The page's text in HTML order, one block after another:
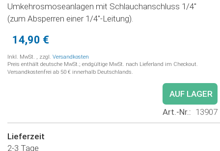
Umkehrosmoseanlagen mit Schlauchanschluss 1/4''
(zum Absperren einer 1/4"-Leitung).
14,90 €
Inkl. MwSt. , zzgl. Versandkosten
Preis enthält deutsche MwSt.; endgültige MwSt. nach Lieferland im Checkout.
Versandkostenfrei ab 50 € innerhalb Deutschlands.
AUF LAGER
Art.-Nr.
13907
Lieferzeit
2-3 Tage